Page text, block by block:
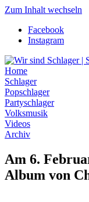
Zum Inhalt wechseln
Facebook
Instagram
Home
Schlager
Popschlager
Partyschlager
Volksmusik
Videos
Archiv
Am 6.
Album von